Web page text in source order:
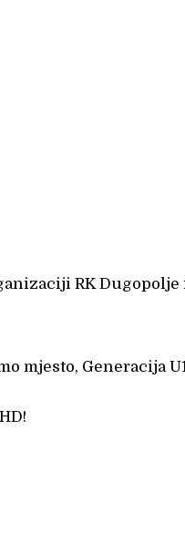
RK Dugopolje
mjesto, Generacija